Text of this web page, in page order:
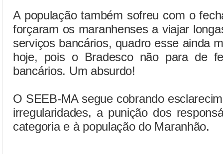
A população também sofreu com o
forçaram os maranhenses a viajar
serviços bancários, quadro esse ainda
hoje, pois o Bradesco não para de
bancários. Um absurdo!
O SEEB-MA segue cobrando
irregularidades, a punição dos
categoria e à população do Maranhão.